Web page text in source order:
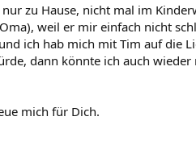
zu Hause, nicht mal im
weil er mir einfach nicht
ich hab mich mit Tim auf die
dann könnte ich auch
mich für Dich.